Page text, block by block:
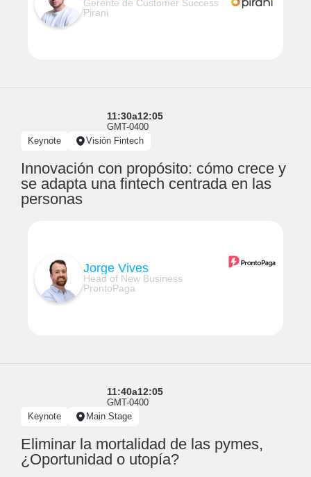
Gerente de Customer Success
Pirani
11:30a12:05
GMT-0400
Keynote
Visión Fintech
Innovación con propósito: cómo crece y
se adapta una fintech centrada en las
personas
Jorge Vives
Head of New Business
ProntoPaga
11:40a12:05
GMT-0400
Keynote
Main Stage
Eliminar la mortalidad de las pymes,
¿Oportunidad o utopía?